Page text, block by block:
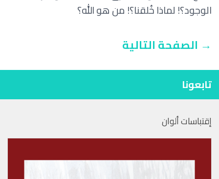
الوجود؟! لماذا خُلقنا؟! من هو الله؟
الصفحة التالية →
تابعونا
إقتباسات ألوان